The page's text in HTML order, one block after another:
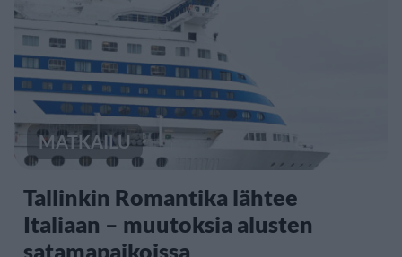
MATKAILU
Tallinkin Romantika lähtee
Italiaan – muutoksia alusten
satamapaikoissa